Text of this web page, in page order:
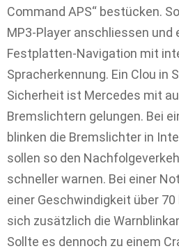
Command APS“ bestücken.
MP3-Player anschliessen und
Festplatten-Navigation mit
Spracherkennung. Ein Clou in
Sicherheit ist Mercedes mit
Bremslichtern gelungen. Bei
blinken die Bremslichter in
sollen so den
schneller warnen. Bei einer
einer Geschwindigkeit über
sich zusätzlich die
Sollte es dennoch zu einem